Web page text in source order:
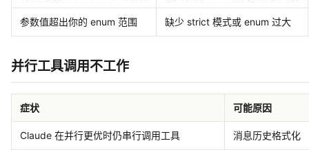
参数值超出你的 enum 范围 缺少 strict 模式或 enum 过大
并行工具调用不工作
症状 可能原因
Claude 在并行更优时仍串行调用工具 消息历史格式化